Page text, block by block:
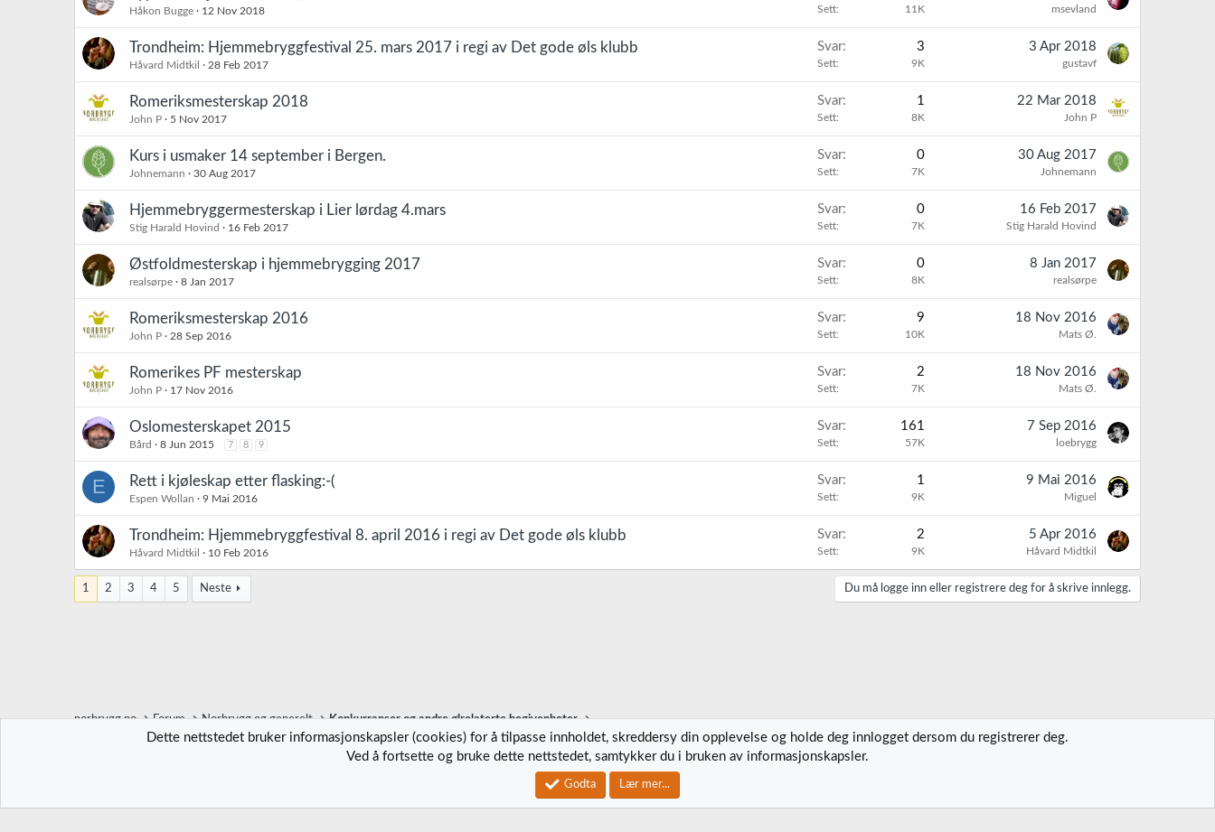
Håkon Bugge 12 Nov 2018 Sett 11K msevland
Trondheim: Hjemmebryggfestival 25. mars 2017 i regi av Det gode øls klubb
Håvard Midtkil 28 Feb 2017
Svar 3
Sett 9K
3 Apr 2018
gustavf
Romeriksmesterskap 2018
John P 5 Nov 2017
Svar 1
Sett 8K
22 Mar 2018
John P
Kurs i usmaker 14 september i Bergen.
Johnemann 30 Aug 2017
Svar 0
Sett 7K
30 Aug 2017
Johnemann
Hjemmebryggermesterskap i Lier lørdag 4.mars
Stig Harald Hovind 16 Feb 2017
Svar 0
Sett 7K
16 Feb 2017
Stig Harald Hovind
Østfoldmesterskap i hjemmebrygging 2017
realsørpe 8 Jan 2017
Svar 0
Sett 8K
8 Jan 2017
realsørpe
Romeriksmesterskap 2016
John P 28 Sep 2016
Svar 9
Sett 10K
18 Nov 2016
Mats Ø.
Romerikes PF mesterskap
John P 17 Nov 2016
Svar 2
Sett 7K
18 Nov 2016
Mats Ø.
Oslomesterskapet 2015
Bård 8 Jun 2015 7 8 9
Svar 161
Sett 57K
7 Sep 2016
loebrygg
E Rett i kjøleskap etter flasking:-(
Espen Wollan 9 Mai 2016
Svar 1
Sett 9K
9 Mai 2016
Miguel
Trondheim: Hjemmebryggfestival 8. april 2016 i regi av Det gode øls klubb
Håvard Midtkil 10 Feb 2016
Svar 2
Sett 9K
5 Apr 2016
Håvard Midtkil
1 2 3 4 5 Neste Du må logge inn eller registrere deg for å skrive innlegg.
norbrygg.no Forum Norbrygg og generelt Konkurranser og andre ølrelaterte begivenheter
Kontakt oss Vilkår og regler
Community platform by XenForo ®
Dette nettstedet bruker informasjonskapsler (cookies) for å tilpasse innholdet, skreddersy din opplevelse og holde deg innlogget dersom du registrerer deg.
Ved å fortsette og bruke dette nettstedet, samtykker du i bruken av informasjonskapsler.
Godta Lær mer...